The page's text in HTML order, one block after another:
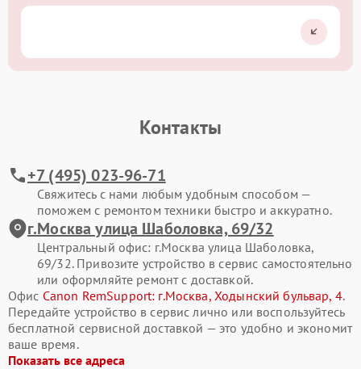
Контакты
+7 (495) 023-96-71
Свяжитесь с нами любым удобным способом —
поможем с ремонтом техники быстро и аккуратно.
г.Москва улица Шаболовка, 69/32
Центральный офис: г.Москва улица Шаболовка,
69/32. Привозите устройство в сервис самостоятельно
или оформляйте ремонт с доставкой.
Офис Canon RemSupport: г.Москва, Ходынский бульвар, 4.
Передайте устройство в сервис лично или воспользуйтесь
бесплатной сервисной доставкой — это удобно и экономит
ваше время.
Показать все адреса